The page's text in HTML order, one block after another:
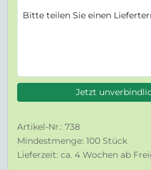
Jetzt
Artikel-Nr.: 738
Mindestmenge: 100 Stück
Lieferzeit: ca. 4 Wochen ab